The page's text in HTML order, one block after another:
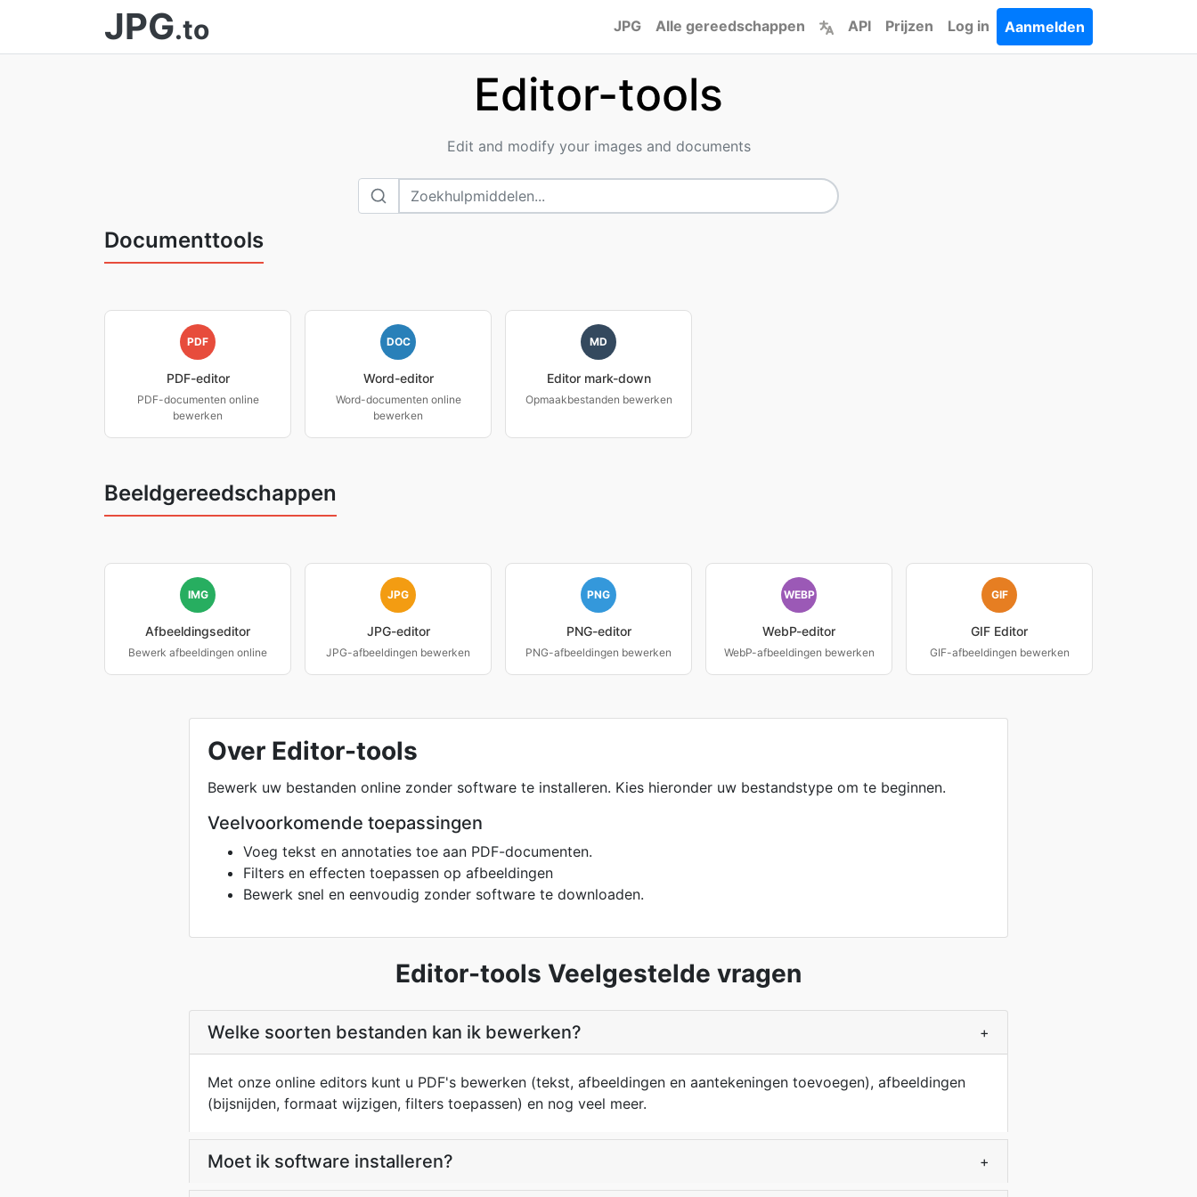
JPG.to JPG Alle gereedschappen API Prijzen Log in Aanmelden
Editor-tools
Edit and modify your images and documents
Documenttools
PDF
PDF-editor
PDF-documenten online
bewerken
DOC
Word-editor
Word-documenten online
bewerken
MD
Editor mark-down
Opmaakbestanden bewerken
Beeldgereedschappen
IMG
Afbeeldingseditor
Bewerk afbeeldingen online
JPG
JPG-editor
JPG-afbeeldingen bewerken
PNG
PNG-editor
PNG-afbeeldingen bewerken
WEBP
WebP-editor
WebP-afbeeldingen bewerken
GIF
GIF Editor
GIF-afbeeldingen bewerken
Over Editor-tools
Bewerk uw bestanden online zonder software te installeren. Kies hieronder uw bestandstype om te beginnen.
Veelvoorkomende toepassingen
Voeg tekst en annotaties toe aan PDF-documenten.
Filters en effecten toepassen op afbeeldingen
Bewerk snel en eenvoudig zonder software te downloaden.
Editor-tools Veelgestelde vragen
Welke soorten bestanden kan ik bewerken? +
Met onze online editors kunt u PDF's bewerken (tekst, afbeeldingen en aantekeningen toevoegen), afbeeldingen
(bijsnijden, formaat wijzigen, filters toepassen) en nog veel meer.
Moet ik software installeren? +